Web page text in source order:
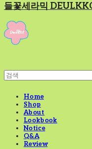
들꽃세라믹
Home
Shop
About
Lookbook
Notice
Q&A
Review